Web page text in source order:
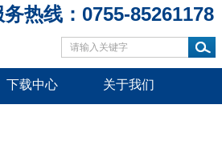
务热线：0755-85261178
下载中心 关于我们